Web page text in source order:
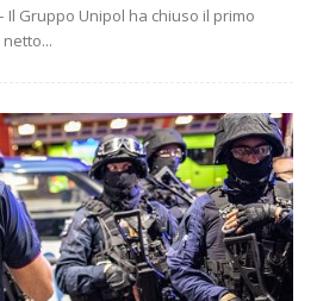
Il Gruppo Unipol ha chiuso il primo